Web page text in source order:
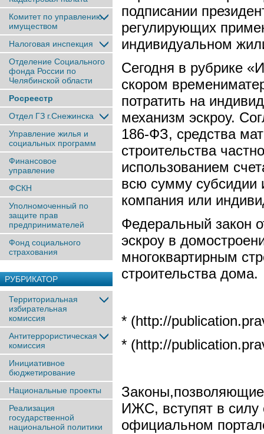
Комитет по управлению
имуществом
Налоговая инспекция
Отделение Социального
фонда России по
Челябинской области
Росреестр
Отдел ГЗ г.Снежинска
Управление жилья и
социальных программ
Финансовое
управление
ФСКН
Уполномоченный по
защите прав
предпринимателей
Фонд социального
страхования
РУБРИКАТОР
Территориальная
избирательная
комиссия
Антитеррористическая
комиссия
Инициативное
бюджетирование
Национальные проекты
Реализация
государственной
национальной политики
подписании
регулирующих
индивидуальном
Сегодня в рубрике
скором
потратить на
механизм эскроу.
186-ФЗ, средства
строительства
использованием
всю сумму субсидии
компания или
Федеральный закон
эскроу в
многоквартирным
строительства дома.
* (http://
* (http://
Законы,позволяющие
ИЖС, вступят в силу
официальном